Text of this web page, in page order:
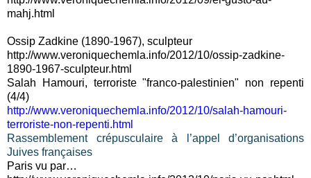
mahj.html
Ossip Zadkine (1890-1967), sculpteur
http://www.veroniquechemla.info/2012/10/ossip-zadkine-
1890-1967-sculpteur.html
Salah Hamouri, terroriste "franco-palestinien" non repenti
(4/4)
http://www.veroniquechemla.info/2012/10/salah-hamouri-
terroriste-non-repenti.html
Rassemblement crépusculaire à l’appel d’organisations
Juives françaises
Paris vu par…